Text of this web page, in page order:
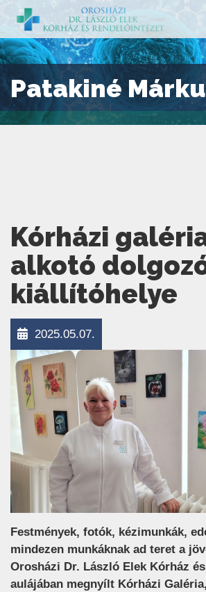
Patakiné
Kórházi
alkotó
kiállítóhelye
2025.05.07.
Festmények, fotók, kézimunkák,
mindezen munkáknak ad teret a
Orosházi Dr. László Elek Kórház
aulájában megnyílt Kórházi